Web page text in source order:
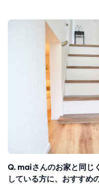
Q. maiさんのお家と同じ
している方に、おすすめ